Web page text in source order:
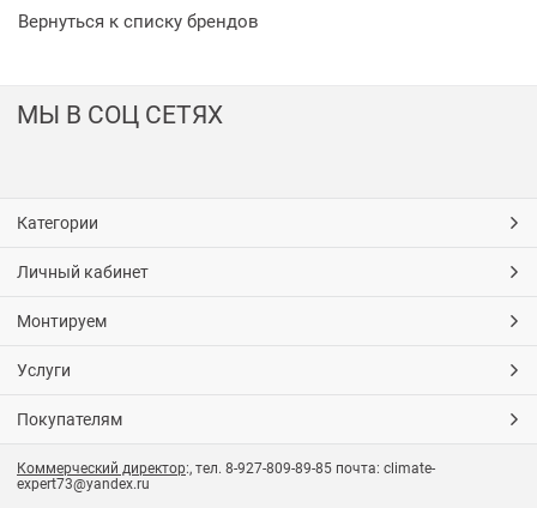
Вернуться к списку брендов
МЫ В СОЦ СЕТЯХ
Категории
Личный кабинет
Монтируем
Услуги
Покупателям
Коммерческий директор:, тел. 8-927-809-89-85 почта: climate-
expert73@yandex.ru